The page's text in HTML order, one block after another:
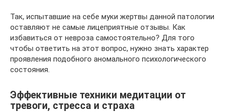
Так, испытавшие на себе муки жертвы данной патологии
оставляют не самые лицеприятные отзывы. Как
избавиться от невроза самостоятельно? Для того
чтобы ответить на этот вопрос, нужно знать характер
проявления подобного аномального психологического
состояния.
Эффективные техники медитации от
тревоги, стресса и страха